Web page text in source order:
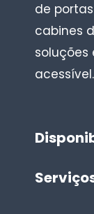
de
cabines
soluções
acessível.